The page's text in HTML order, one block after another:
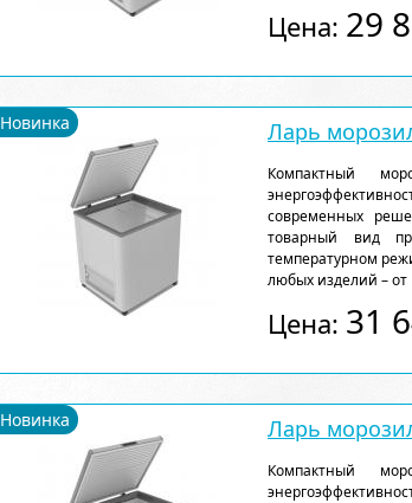
Цена: 29
Новинка Ларь
Компактный
современных
товарный вид
температурном
любых изделий –
Цена: 31
Новинка Ларь
Компактный